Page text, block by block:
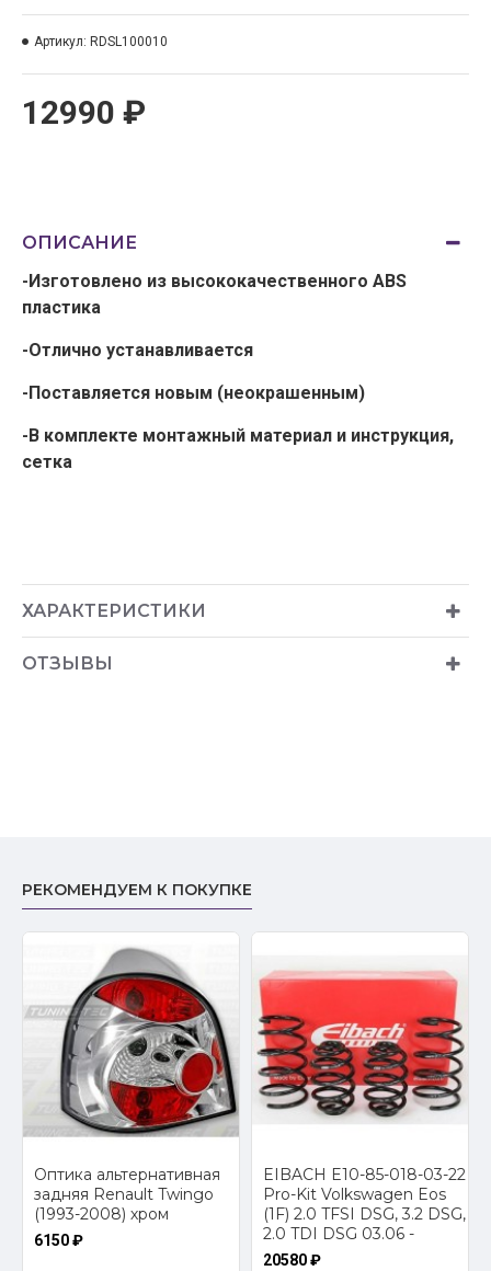
12990 ₽
Артикул: RDSL100010
ОПИСАНИЕ
-Изготовлено из высококачественного ABS
пластика
-Отлично устанавливается
-Поставляется новым (неокрашенным)
-В комплекте монтажный материал и инструкция,
сетка
ХАРАКТЕРИСТИКИ
ОТЗЫВЫ
РЕКОМЕНДУЕМ К ПОКУПКЕ
Оптика альтернативная
задняя Renault Twingo
(1993-2008) хром
6150 ₽
EIBACH E10-85-018-03-22
Pro-Kit Volkswagen Eos
(1F) 2.0 TFSI DSG, 3.2 DSG,
2.0 TDI DSG 03.06 -
20580 ₽